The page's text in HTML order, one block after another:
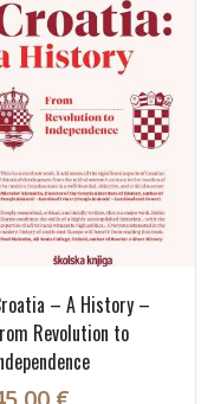
– A History –
Revolution to